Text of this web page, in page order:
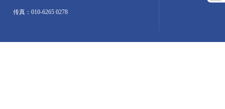
传真：010-6265 0278